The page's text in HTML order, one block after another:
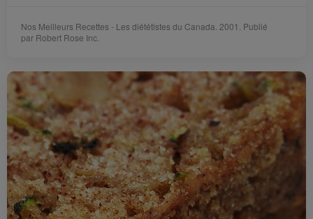
Nos Meilleurs Recettes - Les diététistes du Canada. 2001. Publié
par Robert Rose Inc.